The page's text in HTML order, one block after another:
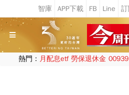
熱門： 月配息etf 勞保退休金 00939